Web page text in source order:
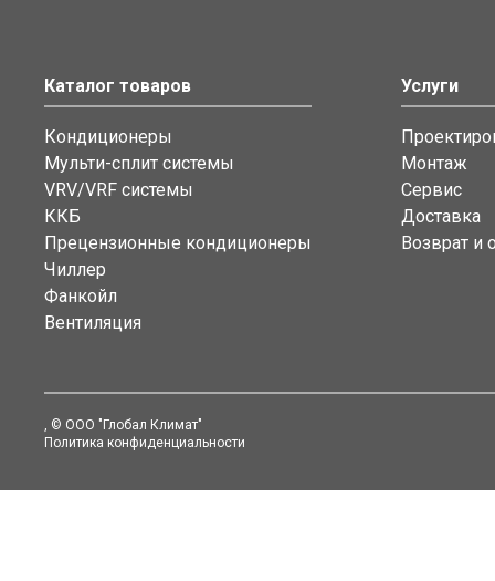
Каталог товаров
Кондиционеры
Мульти-сплит системы
VRV/VRF системы
ККБ
Прецензионные кондиционеры
Чиллер
Фанкойл
Вентиляция
Услуги
Монтаж
Сервис
Доставка
Возврат и
, © ООО "Глобал Климат"
Политика конфиденциальности